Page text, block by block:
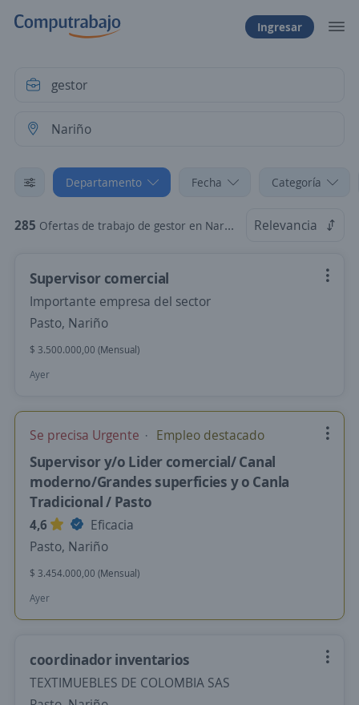
Ingresar
Departamento Fecha Categoría
285 Ofertas de trabajo de gestor en Nariño Relevancia
Supervisor comercial
Importante empresa del sector
Pasto, Nariño
$ 3.500.000,00 (Mensual)
Ayer
Se precisa Urgente Empleo destacado
Supervisor y/o Lider comercial/ Canal
moderno/Grandes superficies y o Canla
Tradicional / Pasto
4,6
Eficacia
Pasto, Nariño
$ 3.454.000,00 (Mensual)
Ayer
coordinador inventarios
TEXTIMUEBLES DE COLOMBIA SAS